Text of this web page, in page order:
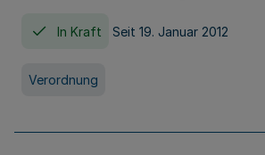
In Kraft Seit 19. Januar 2012
Verordnung